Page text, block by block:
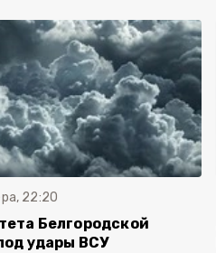
22:20
Белгородской
удары ВСУ